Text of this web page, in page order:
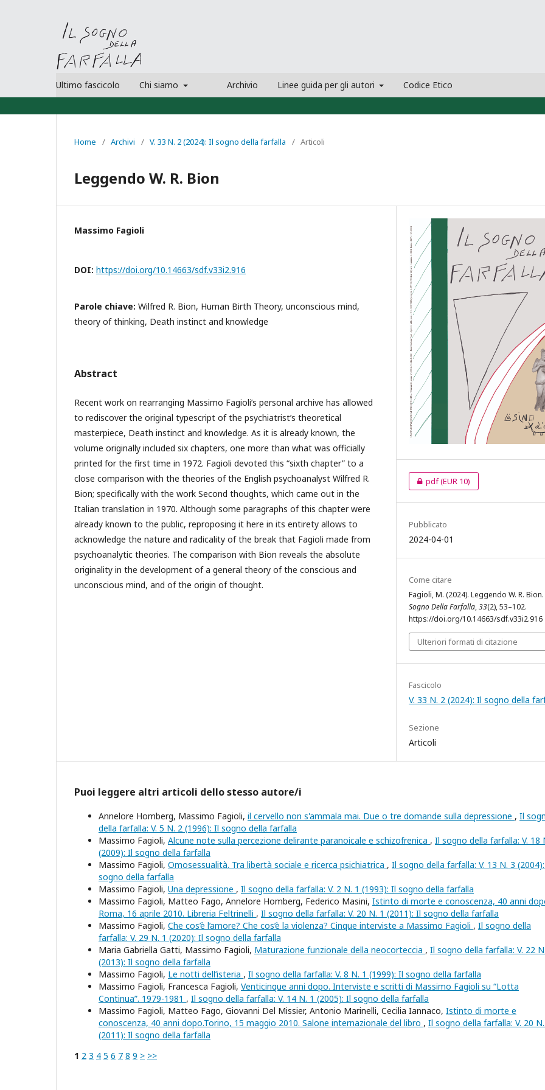
Ultimo fascicolo Chi siamo Archivio Linee guida per gli autori Codice Etico
Home / Archivi / V. 33 N. 2 (2024): Il sogno della farfalla / Articoli
Leggendo W. R. Bion
Massimo Fagioli
DOI: https://doi.org/10.14663/sdf.v33i2.916
Parole chiave: Wilfred R. Bion, Human Birth Theory, unconscious mind,
theory of thinking, Death instinct and knowledge
Abstract
Recent work on rearranging Massimo Fagioli’s personal archive has allowed
to rediscover the original typescript of the psychiatrist’s theoretical
masterpiece, Death instinct and knowledge. As it is already known, the
volume originally included six chapters, one more than what was officially
printed for the first time in 1972. Fagioli devoted this “sixth chapter” to a
close comparison with the theories of the English psychoanalyst Wilfred R.
Bion; specifically with the work Second thoughts, which came out in the
Italian translation in 1970. Although some paragraphs of this chapter were
already known to the public, reproposing it here in its entirety allows to
acknowledge the nature and radicality of the break that Fagioli made from
psychoanalytic theories. The comparison with Bion reveals the absolute
originality in the development of a general theory of the conscious and
unconscious mind, and of the origin of thought.
pdf(EUR 10)
Pubblicato
2024-04-01
Come citare
Fagioli, M. (2024). Leggendo W. R. Bion.
Sogno Della Farfalla,33(2), 53–102.
https://doi.org/10.14663/sdf.v33i2.916
Ulteriori formati di citazione
Fascicolo
V. 33 N. 2 (2024): Il sogno della
Sezione
Articoli
Puoi leggere altri articoli dello stesso autore/i
Annelore Homberg, Massimo Fagioli, il cervello non s'ammala mai. Due o tre domande sulla depressione , Il
della farfalla: V. 5 N. 2 (1996): Il sogno della farfalla
Massimo Fagioli, Alcune note sulla percezione delirante paranoicale e schizofrenica , Il sogno della farfalla: V. 18
(2009): Il sogno della farfalla
Massimo Fagioli, Omosessualità. Tra libertà sociale e ricerca psichiatrica , Il sogno della farfalla: V. 13 N. 3
sogno della farfalla
Massimo Fagioli, Una depressione , Il sogno della farfalla: V. 2 N. 1 (1993): Il sogno della farfalla
Massimo Fagioli, Matteo Fago, Annelore Homberg, Federico Masini, Istinto di morte e conoscenza, 40 anni
Roma, 16 aprile 2010. Libreria Feltrinelli , Il sogno della farfalla: V. 20 N. 1 (2011): Il sogno della farfalla
Massimo Fagioli, Che cos’è l’amore? Che cos’è la violenza? Cinque interviste a Massimo Fagioli , Il sogno della
farfalla: V. 29 N. 1 (2020): Il sogno della farfalla
Maria Gabriella Gatti, Massimo Fagioli, Maturazione funzionale della neocorteccia , Il sogno della farfalla: V. 22
(2013): Il sogno della farfalla
Massimo Fagioli, Le notti dell’isteria , Il sogno della farfalla: V. 8 N. 1 (1999): Il sogno della farfalla
Massimo Fagioli, Francesca Fagioli, Venticinque anni dopo. Interviste e scritti di Massimo Fagioli su “Lotta
Continua”. 1979-1981 , Il sogno della farfalla: V. 14 N. 1 (2005): Il sogno della farfalla
Massimo Fagioli, Matteo Fago, Giovanni Del Missier, Antonio Marinelli, Cecilia Iannaco, Istinto di morte e
conoscenza, 40 anni dopo.Torino, 15 maggio 2010. Salone internazionale del libro , Il sogno della farfalla: V. 20 N.
(2011): Il sogno della farfalla
1 2 3 4 5 6 7 8 9 > >>